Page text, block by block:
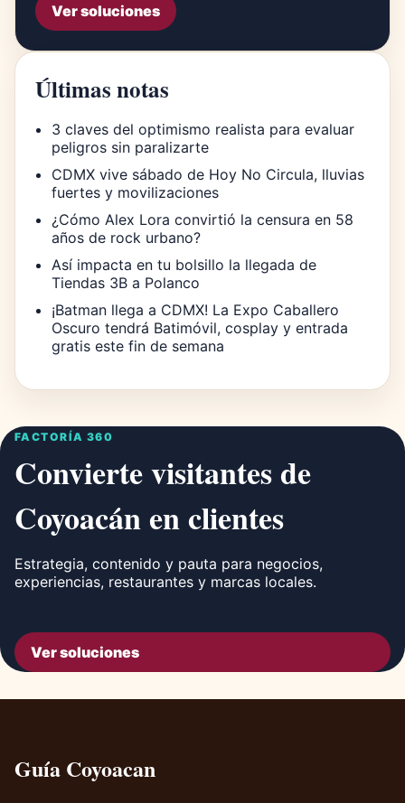
Ver soluciones
Últimas notas
3 claves del optimismo realista para evaluar
peligros sin paralizarte
CDMX vive sábado de Hoy No Circula, lluvias
fuertes y movilizaciones
¿Cómo Alex Lora convirtió la censura en 58
años de rock urbano?
Así impacta en tu bolsillo la llegada de
Tiendas 3B a Polanco
¡Batman llega a CDMX! La Expo Caballero
Oscuro tendrá Batimóvil, cosplay y entrada
gratis este fin de semana
FACTORÍA 360
Convierte visitantes de
Coyoacán en clientes
Estrategia, contenido y pauta para negocios,
experiencias, restaurantes y marcas locales.
Ver soluciones
Guía Coyoacan